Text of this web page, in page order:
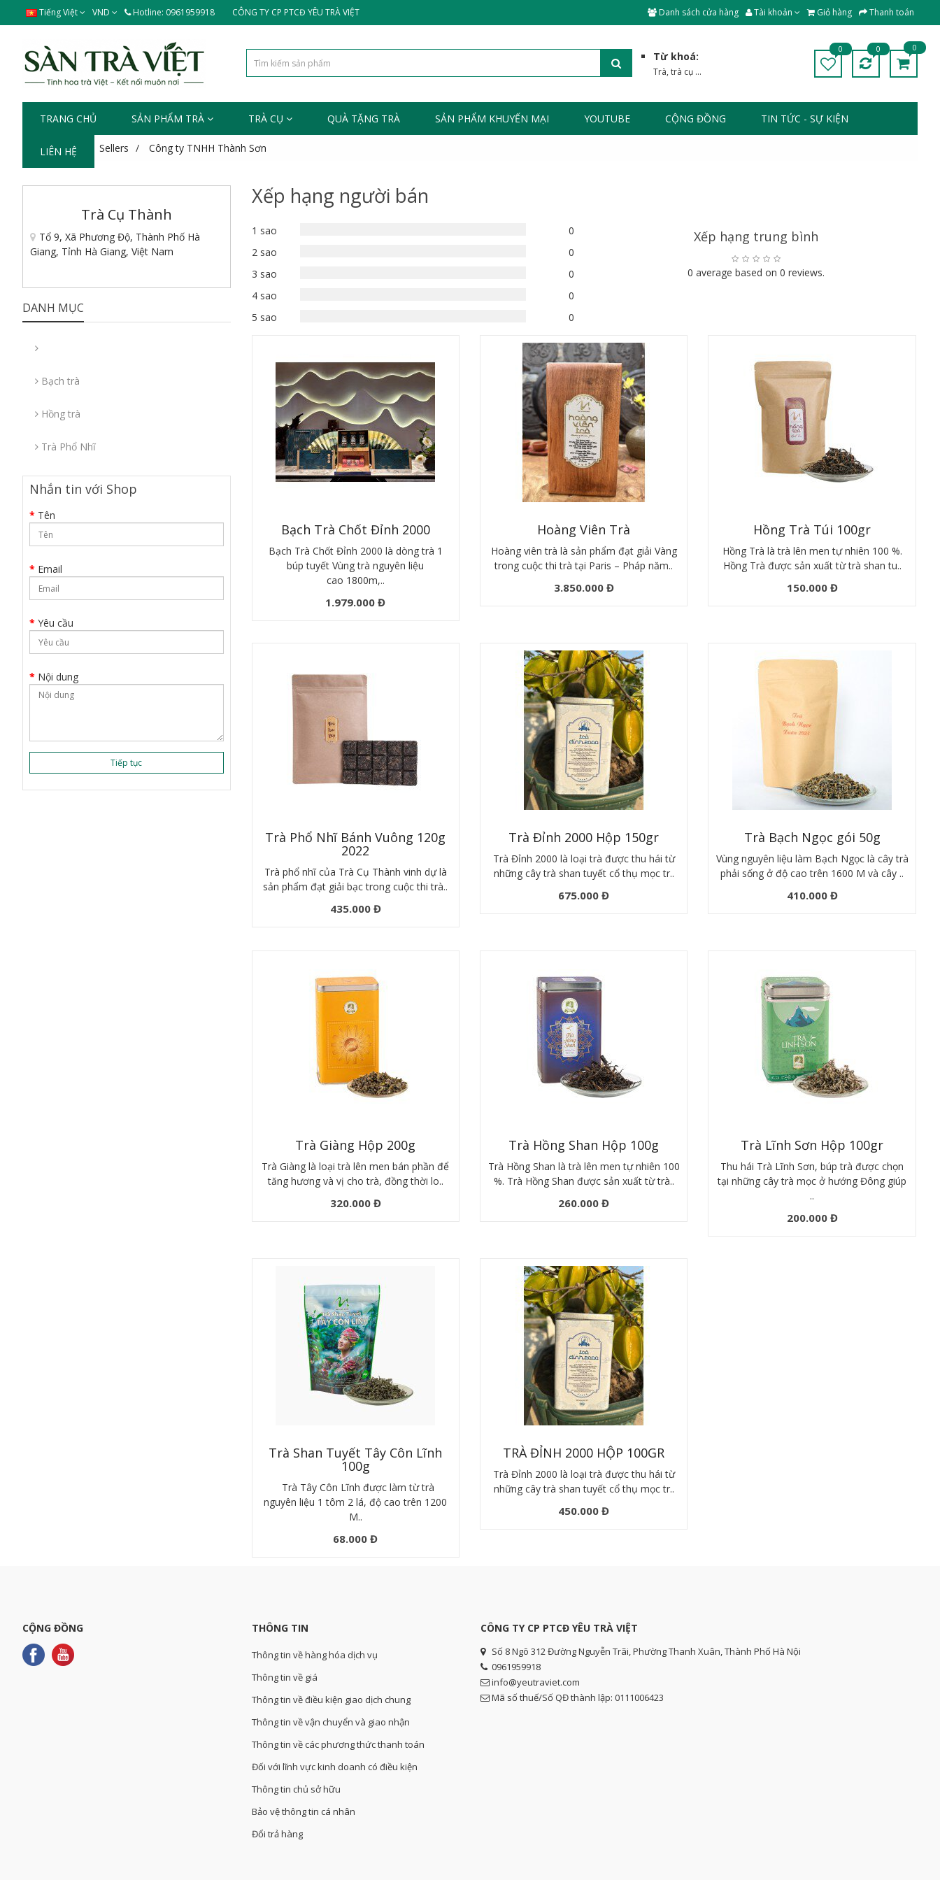
Tiếng Việt VND Hotline: 0961959918 CÔNG TY CP PTCĐ YÊU TRÀ VIỆT Danh sách cửa hàng Tài khoản Giỏ hàng Thanh toán
Từ khoá:
Trà,trà cụ ...
0 0 0
TRANG CHỦ SẢN PHẨM TRÀ TRÀ CỤ QUÀ TẶNG TRÀ SẢN PHẨM KHUYẾN MẠI YOUTUBE CỘNG ĐỒNG TIN TỨC - SỰ KIỆN
LIÊN HỆ
Trang chủ Sellers Công ty TNHH Thành Sơn
Trà Cụ Thành
Tổ 9, Xã Phương Độ, Thành Phố Hà
Giang, Tỉnh Hà Giang, Việt Nam
DANH MỤC
Bạch trà
Hồng trà
Trà Phổ Nhĩ
Nhắn tin với Shop
Tên
Email
Yêu cầu
Nội dung
Tiếp tục
Xếp hạng người bán
1 sao
0
2 sao
0
3 sao
0
4 sao
0
5 sao
0
Xếp hạng trung bình
0 average based on 0 reviews.
Bạch Trà Chốt Đỉnh 2000
Bạch Trà Chốt Đỉnh 2000 là dòng trà 1
búp tuyết Vùng trà nguyên liệu
cao 1800m,..
1.979.000 Đ
Hoàng Viên Trà
Hoàng viên trà là sản phẩm đạt giải Vàng
trong cuộc thi trà tại Paris – Pháp năm..
3.850.000 Đ
Hồng Trà Túi 100gr
Hồng Trà là trà lên men tự nhiên 100 %.
Hồng Trà được sản xuất từ trà shan tu..
150.000 Đ
Trà Phổ Nhĩ Bánh Vuông 120g
2022
Trà phổ nhĩ của Trà Cụ Thành vinh dự là
sản phẩm đạt giải bạc trong cuộc thi trà..
435.000 Đ
Trà Đỉnh 2000 Hộp 150gr
Trà Đỉnh 2000 là loại trà được thu hái từ
những cây trà shan tuyết cổ thụ mọc tr..
675.000 Đ
Trà Bạch Ngọc gói 50g
Vùng nguyên liệu làm Bạch Ngọc là cây trà
phải sống ở độ cao trên 1600 M và cây ..
410.000 Đ
Trà Giàng Hộp 200g
Trà Giàng là loại trà lên men bán phần để
tăng hương và vị cho trà, đồng thời lo..
320.000 Đ
Trà Hồng Shan Hộp 100g
Trà Hồng Shan là trà lên men tự nhiên 100
%. Trà Hồng Shan được sản xuất từ trà..
260.000 Đ
Trà Lĩnh Sơn Hộp 100gr
Thu hái Trà Lĩnh Sơn, búp trà được chọn
tại những cây trà mọc ở hướng Đông giúp
..
200.000 Đ
Trà Shan Tuyết Tây Côn Lĩnh
100g
Trà Tây Côn Lĩnh được làm từ trà
nguyên liệu 1 tôm 2 lá, độ cao trên 1200
M..
68.000 Đ
TRÀ ĐỈNH 2000 HỘP 100GR
Trà Đỉnh 2000 là loại trà được thu hái từ
những cây trà shan tuyết cổ thụ mọc tr..
450.000 Đ
CỘNG ĐỒNG THÔNG TIN
Thông tin về hàng hóa dịch vụ
Thông tin về giá
Thông tin về điều kiện giao dịch chung
Thông tin về vận chuyển và giao nhận
Thông tin về các phương thức thanh toán
Đối với lĩnh vực kinh doanh có điều kiện
Thông tin chủ sở hữu
Bảo vệ thông tin cá nhân
Đổi trả hàng
CÔNG TY CP PTCĐ YÊU TRÀ VIỆT
Số 8 Ngõ 312 Đường Nguyễn Trãi, Phường Thanh Xuân, Thành Phố Hà Nội
0961959918
info@yeutraviet.com
Mã số thuế/Số QĐ thành lập: 0111006423